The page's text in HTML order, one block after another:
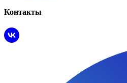
Контакты